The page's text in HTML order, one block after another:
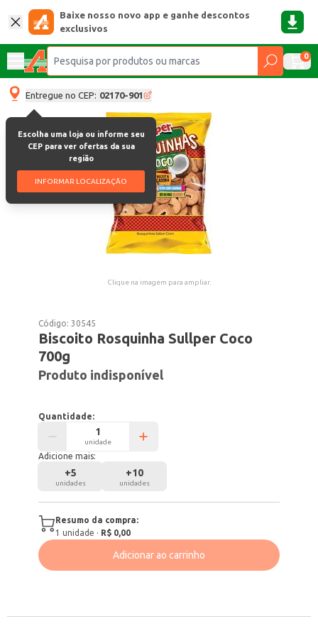
Baixe nosso novo app e ganhe descontos
exclusivos
0
Entregue no CEP: 02170-901
Escolha uma loja ou informe seu
CEP para ver ofertas da sua
região
INFORMAR LOCALIZAÇÃO
Clique na imagem para ampliar.
Código:30545
Biscoito Rosquinha Sullper Coco
700g
Produto indisponível
Quantidade:
unidade
Adicione mais:
+5
unidades
+10
unidades
Resumo da compra:
1 unidade · R$ 0,00
Adicionar ao carrinho